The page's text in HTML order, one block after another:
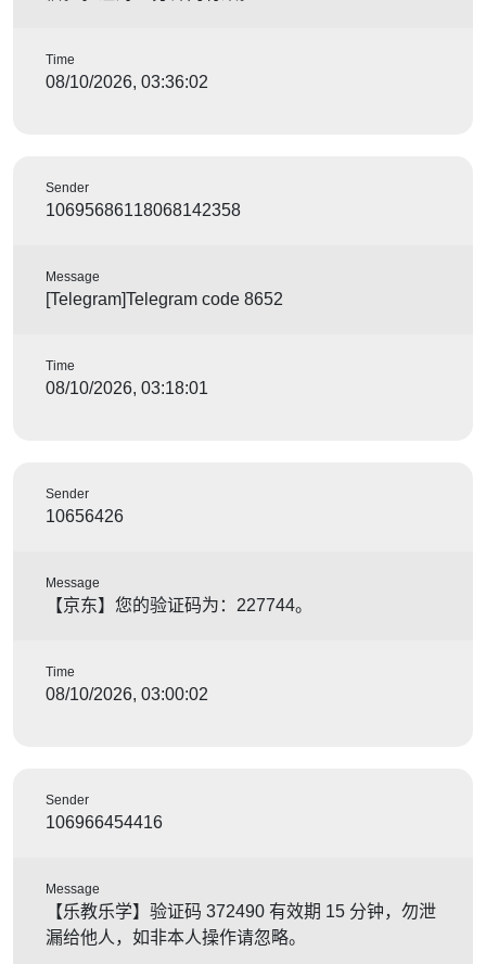
Time
08/10/2026, 03:36:02
Sender
10695686118068142358
Message
[Telegram]Telegram code 8652
Time
08/10/2026, 03:18:01
Sender
10656426
Message
【京东】您的验证码为：227744。
Time
08/10/2026, 03:00:02
Sender
106966454416
Message
【乐教乐学】验证码 372490 有效期 15 分钟，勿泄
漏给他人，如非本人操作请忽略。